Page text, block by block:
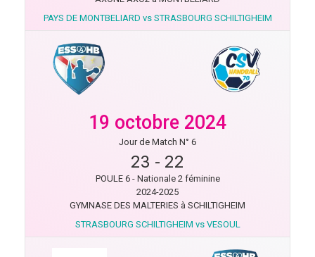
PAYS DE MONTBELIARD vs STRASBOURG SCHILTIGHEIM
19 octobre 2024
Jour de Match N° 6
23 - 22
POULE 6 - Nationale 2 féminine
2024-2025
GYMNASE DES MALTERIES à SCHILTIGHEIM
STRASBOURG SCHILTIGHEIM vs VESOUL